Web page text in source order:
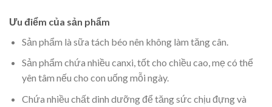
Ưu điểm của sản phẩm
Sản phẩm là sữa tách béo nên không làm tăng cân.
Sản phẩm chứa nhiều canxi, tốt cho chiều cao, mẹ có thể
yên tâm nếu cho con uống mỗi ngày.
Chứa nhiều chất dinh dưỡng để tăng sức chịu đựng và